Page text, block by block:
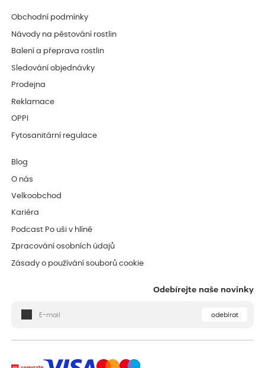
Obchodní podmínky
Návody na pěstování rostlin
Balení a přeprava rostlin
Sledování objednávky
Prodejna
Reklamace
OPPI
Fytosanitární regulace
Blog
O nás
Velkoobchod
Kariéra
Podcast Po uši v hlíně
Zpracování osobních údajů
Zásady o používání souborů cookie
Odebírejte naše novinky
odebírat